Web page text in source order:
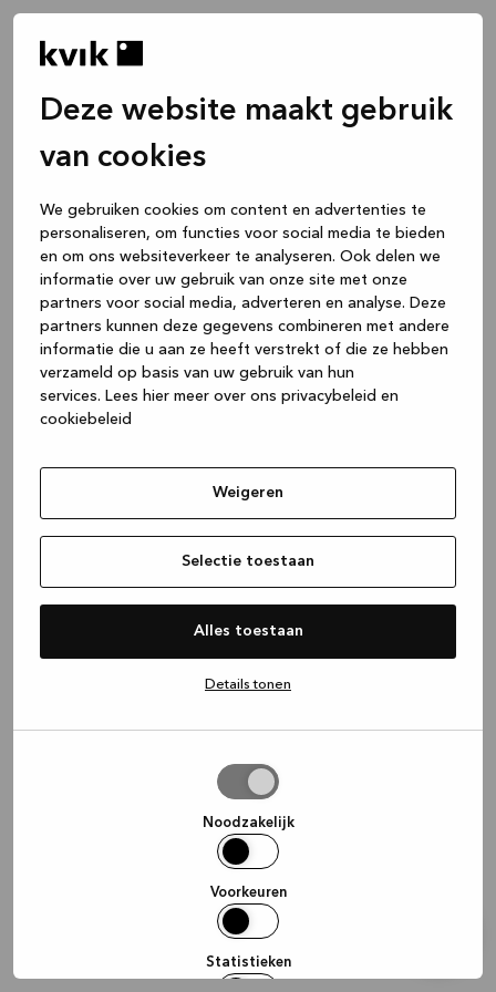
Deze website maakt gebruik
van cookies
We gebruiken cookies om content en advertenties te
personaliseren, om functies voor social media te bieden
en om ons websiteverkeer te analyseren. Ook delen we
informatie over uw gebruik van onze site met onze
partners voor social media, adverteren en analyse. Deze
partners kunnen deze gegevens combineren met andere
informatie die u aan ze heeft verstrekt of die ze hebben
verzameld op basis van uw gebruik van hun
services. Lees hier meer over ons privacybeleid en
cookiebeleid
Weigeren
Selectie toestaan
Alles toestaan
Details tonen
Noodzakelijk
Voorkeuren
Statistieken
(see the browser console for more
information).